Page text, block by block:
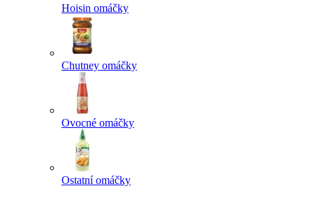
Hoisin omáčky
Chutney omáčky
Ovocné omáčky
Ostatní omáčky